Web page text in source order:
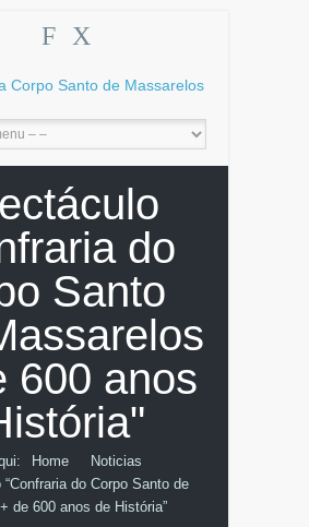
F X
do
Santo
600 anos
Home
Noticias
do Corpo Santo de
de 600 anos de História”